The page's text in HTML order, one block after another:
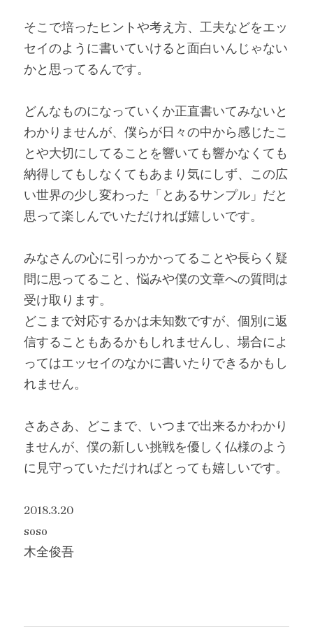
そこで培ったヒントや考え方、工夫などをエッ
セイのように書いていけると面白いんじゃない
かと思ってるんです。
どんなものになっていくか正直書いてみないと
わかりませんが、僕らが日々の中から感じたこ
とや大切にしてることを響いても響かなくても
納得してもしなくてもあまり気にしず、この広
い世界の少し変わった「とあるサンプル」だと
思って楽しんでいただければ嬉しいです。
みなさんの心に引っかかってることや長らく疑
問に思ってること、悩みや僕の文章への質問は
受け取ります。
どこまで対応するかは未知数ですが、個別に返
信することもあるかもしれませんし、場合によ
ってはエッセイのなかに書いたりできるかもし
れません。
さあさあ、どこまで、いつまで出来るかわかり
ませんが、僕の新しい挑戦を優しく仏様のよう
に見守っていただければとっても嬉しいです。
2018.3.20
soso
木全俊吾